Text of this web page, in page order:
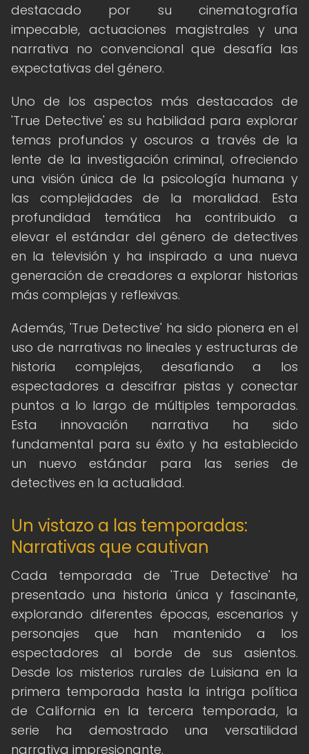
destacado por su cinematografía
impecable, actuaciones magistrales y una
narrativa no convencional que desafía las
expectativas del género.
Uno de los aspectos más destacados de
'True Detective' es su habilidad para explorar
temas profundos y oscuros a través de la
lente de la investigación criminal, ofreciendo
una visión única de la psicología humana y
las complejidades de la moralidad. Esta
profundidad temática ha contribuido a
elevar el estándar del género de detectives
en la televisión y ha inspirado a una nueva
generación de creadores a explorar historias
más complejas y reflexivas.
Además, 'True Detective' ha sido pionera en el
uso de narrativas no lineales y estructuras de
historia complejas, desafiando a los
espectadores a descifrar pistas y conectar
puntos a lo largo de múltiples temporadas.
Esta innovación narrativa ha sido
fundamental para su éxito y ha establecido
un nuevo estándar para las series de
detectives en la actualidad.
Un vistazo a las temporadas:
Narrativas que cautivan
Cada temporada de 'True Detective' ha
presentado una historia única y fascinante,
explorando diferentes épocas, escenarios y
personajes que han mantenido a los
espectadores al borde de sus asientos.
Desde los misterios rurales de Luisiana en la
primera temporada hasta la intriga política
de California en la tercera temporada, la
serie ha demostrado una versatilidad
narrativa impresionante.